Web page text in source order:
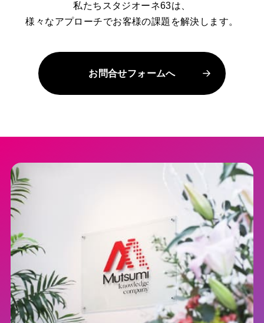
私たちスタジオーネ63は、
様々なアプローチでお客様の課題を解決します。
お問合せフォームへ